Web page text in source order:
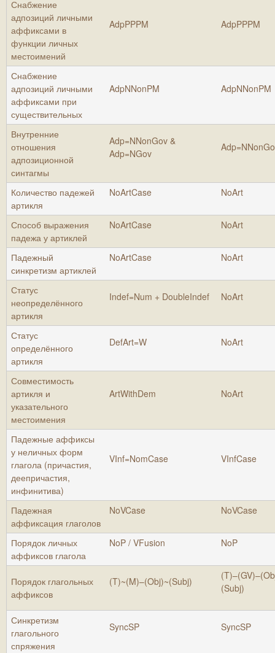
Снабжение
адпозиций личными
аффиксами в
функции личных
местоимений
AdpPPPM AdpPPPM
Снабжение
адпозиций личными
аффиксами при
существительных
AdpNNonPM AdpNNonPM
Внутренние
отношения
адпозиционной
синтагмы
Adp=NNonGov &
Adp=NGov
Количество падежей
артикля
NoArtCase NoArt
Способ выражения
падежа у артиклей
NoArtCase NoArt
Падежный
синкретизм артиклей
NoArtCase NoArt
Статус
неопределённого
артикля
Indef=Num + DoubleIndef NoArt
Статус
определённого
артикля
DefArt=W NoArt
Совместимость
артикля и
указательного
местоимения
ArtWithDem NoArt
Падежные аффиксы
у неличных форм
глагола (причастия,
деепричастия,
инфинитива)
VInf=NomCase VInfCase
Падежная
аффиксация глаголов
NoVCase NoVCase
Порядок личных
аффиксов глагола
NoP / VFusion NoP
Порядок глагольных
аффиксов
(T)~(M)–(Obj)~(Subj)
(Subj)
Синкретизм
глагольного
спряжения
SyncSP SyncSP